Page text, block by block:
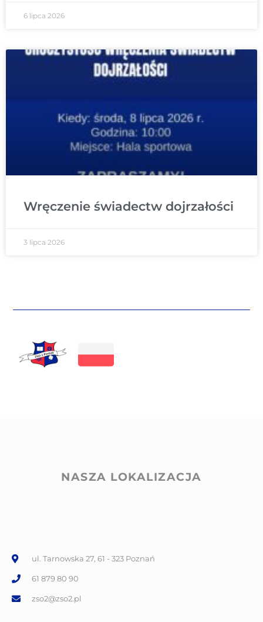
6 lipca 2026
Wręczenie świadectw dojrzałości
3 lipca 2026
NASZA LOKALIZACJA
ul. Tarnowska 27, 61 - 323 Poznań
61 879 80 90
zso2@zso2.pl